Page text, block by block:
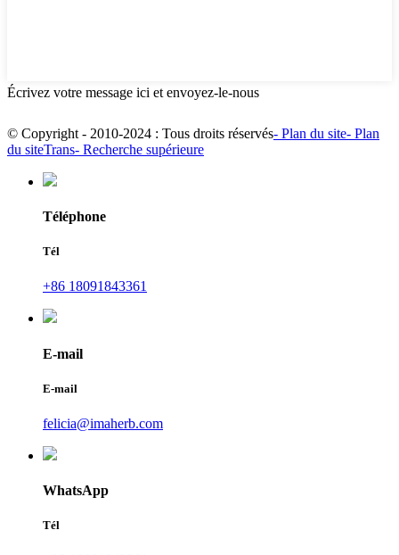
Écrivez votre message ici et envoyez-le-nous
© Copyright - 2010-2024 : Tous droits réservés- Plan du site- Plan
du siteTrans- Recherche supérieure
Téléphone
Tél
+86 18091843361
E-mail
E-mail
felicia@imaherb.com
WhatsApp
Tél